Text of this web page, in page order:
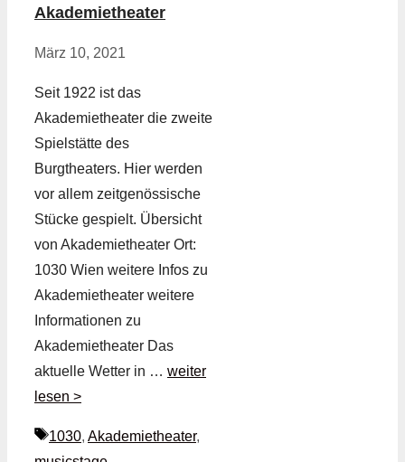
Akademietheater
März 10, 2021
Seit 1922 ist das
Akademietheater die zweite
Spielstätte des
Burgtheaters. Hier werden
vor allem zeitgenössische
Stücke gespielt. Übersicht
von Akademietheater Ort:
1030 Wien weitere Infos zu
Akademietheater weitere
Informationen zu
Akademietheater Das
aktuelle Wetter in … weiter
lesen >
Schlagwörter
1030, Akademietheater,